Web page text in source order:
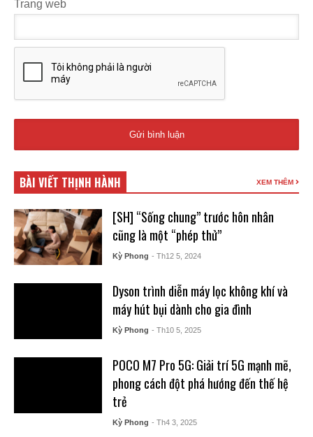
Trang web
BÀI VIẾT THỊNH HÀNH XEM THÊM
[SH] “Sống chung” trước hôn nhân
cũng là một “phép thử”
Kỳ Phong - Th12 5, 2024
Dyson trình diễn máy lọc không khí và
máy hút bụi dành cho gia đình
Kỳ Phong - Th10 5, 2025
POCO M7 Pro 5G: Giải trí 5G mạnh mẽ,
phong cách đột phá hướng đến thế hệ
trẻ
Kỳ Phong - Th4 3, 2025